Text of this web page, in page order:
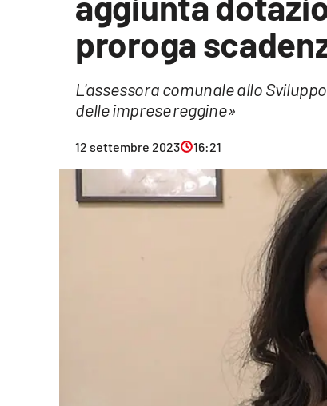
proroga
L'assessora comunale allo
delle imprese reggine»
12 settembre 2023 16:21